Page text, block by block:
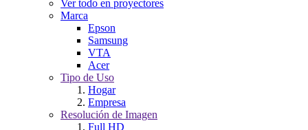
Ver todo en proyectores
Marca
Epson
Samsung
VTA
Acer
Tipo de Uso
Hogar
Empresa
Resolución de Imagen
Full HD